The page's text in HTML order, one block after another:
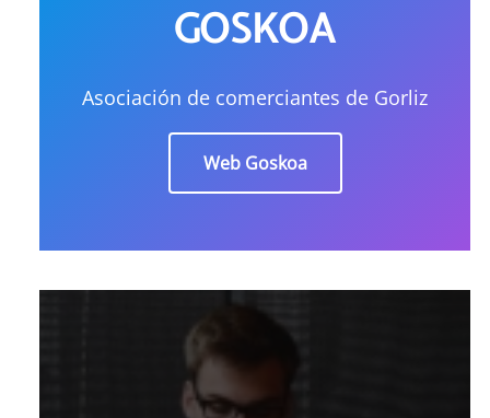
GOSKOA
Asociación de comerciantes de Gorliz
Web Goskoa